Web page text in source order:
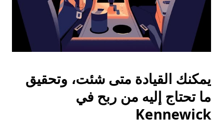
يمكنك القيادة متى شئت، وتحقيق
ما تحتاج إليه من ربح في
Kennewick